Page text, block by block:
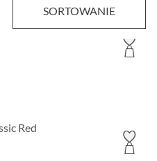
SORTOWANIE
Wonderful Red
Red